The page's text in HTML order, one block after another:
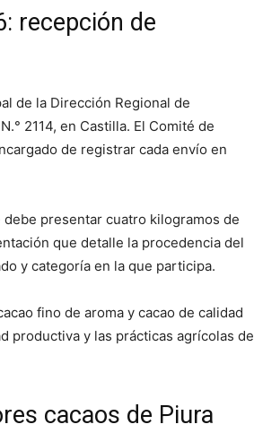
recepción de
de la Dirección Regional de
2114, en Castilla. El Comité de
de registrar cada envío en
presentar cuatro kilogramos de
que detalle la procedencia del
y categoría en la que participa.
fino de aroma y cacao de calidad
productiva y las prácticas agrícolas de
cacaos de Piura